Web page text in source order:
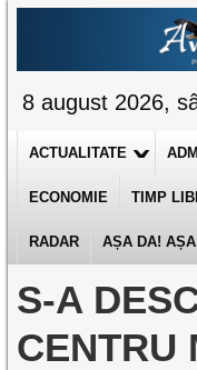
8 august 2026,
ACTUALITATE
ECONOMIE TIMP
RADAR AȘA DA!
S-A
CENTRU